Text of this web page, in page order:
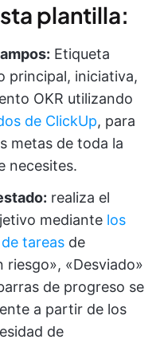
plantilla:
Etiqueta
principal, iniciativa,
OKR utilizando
de ClickUp, para
metas de toda la
necesites.
realiza el
mediante los
tareas de
riesgo», «Desviado»
de progreso se
a partir de los
de